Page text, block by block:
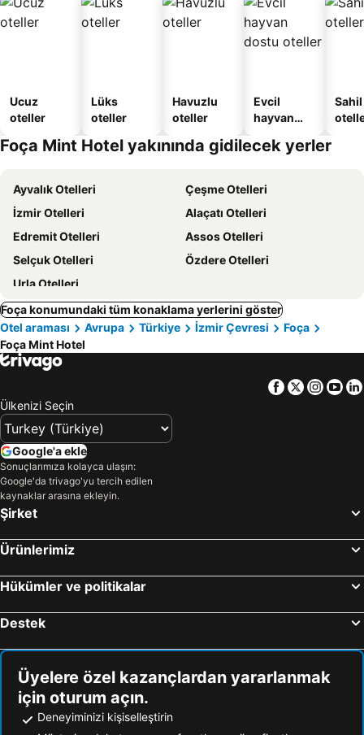
Daire
Ucuz
oteller
Lüks
oteller
Havuzlu
oteller
Evcil
hayvan
oteller
Sahil
Foça Mint Hotel yakınında gidilecek yerler
Ayvalık Otelleri
Çeşme Otelleri
İzmir Otelleri
Alaçatı Otelleri
Edremit Otelleri
Assos Otelleri
Selçuk Otelleri
Özdere Otelleri
Urla Otelleri
Foça konumundaki tüm konaklama yerlerini göster
Otel araması
Avrupa Türkiye İzmir Çevresi
Foça
Foça Mint Hotel
Facebook
Twitter
Ülkenizi Seçin
Google'a ekle
Sonuçlarımıza kolayca ulaşın:
Google'da trivago'yu tercih edilen
kaynaklar arasına ekleyin.
Şirket
Ürünlerimiz
Hükümler ve politikalar
Destek
Üyelere özel kazançlardan yararlanmak
için oturum açın.
Deneyiminizi kişiselleştirin